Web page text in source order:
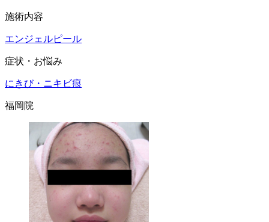
施術内容
エンジェルピール
症状・お悩み
にきび・ニキビ痕
福岡院